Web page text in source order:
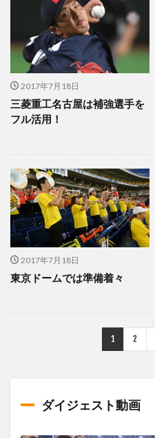
2017年7月18日
三菱重工名古屋は補強選手を
フル活用！
2017年7月18日
東京ドームでは準備着々
1 2
ダイジェスト動画